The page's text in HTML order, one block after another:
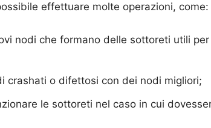
effettuare molte operazioni, come:
nodi che formano delle sottoreti utili
crashati o difettosi con dei nodi migliori;
le sottoreti nel caso in cui